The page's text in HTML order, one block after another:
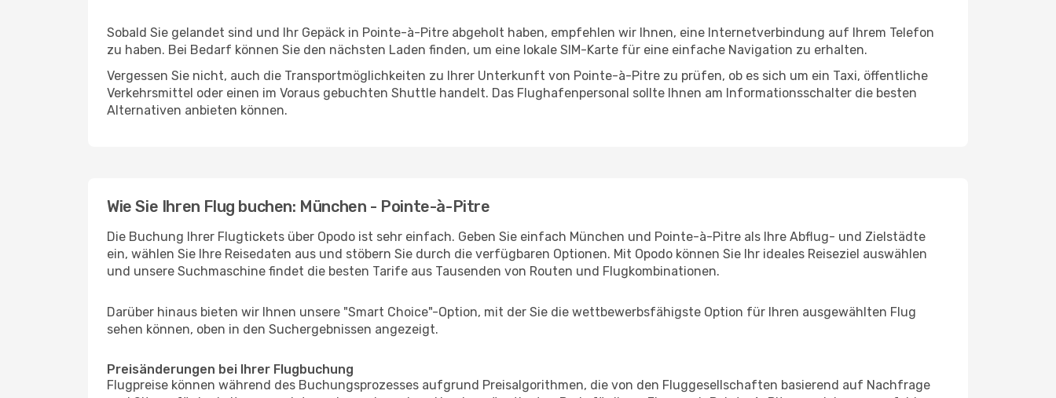
Sobald Sie gelandet sind und Ihr Gepäck in Pointe-à-Pitre abgeholt haben, empfehlen wir Ihnen, eine Internetverbindung auf Ihrem Telefon
zu haben. Bei Bedarf können Sie den nächsten Laden finden, um eine lokale SIM-Karte für eine einfache Navigation zu erhalten.
Vergessen Sie nicht, auch die Transportmöglichkeiten zu Ihrer Unterkunft von Pointe-à-Pitre zu prüfen, ob es sich um ein Taxi, öffentliche
Verkehrsmittel oder einen im Voraus gebuchten Shuttle handelt. Das Flughafenpersonal sollte Ihnen am Informationsschalter die besten
Alternativen anbieten können.
Wie Sie Ihren Flug buchen: München - Pointe-à-Pitre
Die Buchung Ihrer Flugtickets über Opodo ist sehr einfach. Geben Sie einfach München und Pointe-à-Pitre als Ihre Abflug- und Zielstädte
ein, wählen Sie Ihre Reisedaten aus und stöbern Sie durch die verfügbaren Optionen. Mit Opodo können Sie Ihr ideales Reiseziel auswählen
und unsere Suchmaschine findet die besten Tarife aus Tausenden von Routen und Flugkombinationen.
Darüber hinaus bieten wir Ihnen unsere "Smart Choice"-Option, mit der Sie die wettbewerbsfähigste Option für Ihren ausgewählten Flug
sehen können, oben in den Suchergebnissen angezeigt.
Preisänderungen bei Ihrer Flugbuchung
Flugpreise können während des Buchungsprozesses aufgrund Preisalgorithmen, die von den Fluggesellschaften basierend auf Nachfrage